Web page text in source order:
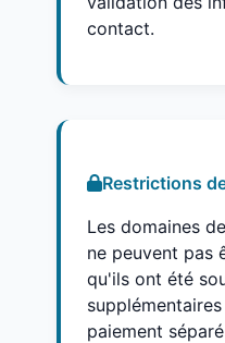
contact.
Restrictions
Les domaines
ne peuvent pas
qu'ils ont été
paiement